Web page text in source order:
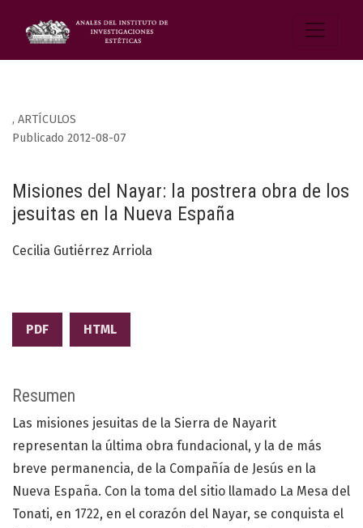
, ARTÍCULOS
Misiones del Nayar: la postrera obra de los
jesuitas en la Nueva España
Publicado 2012-08-07
Cecilia Gutiérrez Arriola
PDF HTML
Resumen
Las misiones jesuitas de la Sierra de Nayarit
representan la última obra fundacional, y la de más
breve permanencia, de la Compañía de Jesús en la
Nueva España. Con la toma del sitio llamado La Mesa del
Tonati, en 1722, en el corazón del Nayar, se conquista el